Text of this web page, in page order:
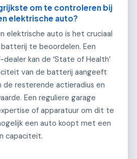
om te controleren bij
elektrische auto?
elektrische auto is het cruciaal
te beoordelen. Een
kan de ‘State of Health’
van de batterij aangeeft
resterende actieradius en
Een reguliere garage
of apparatuur om dit te
een auto koopt met een
capaciteit.